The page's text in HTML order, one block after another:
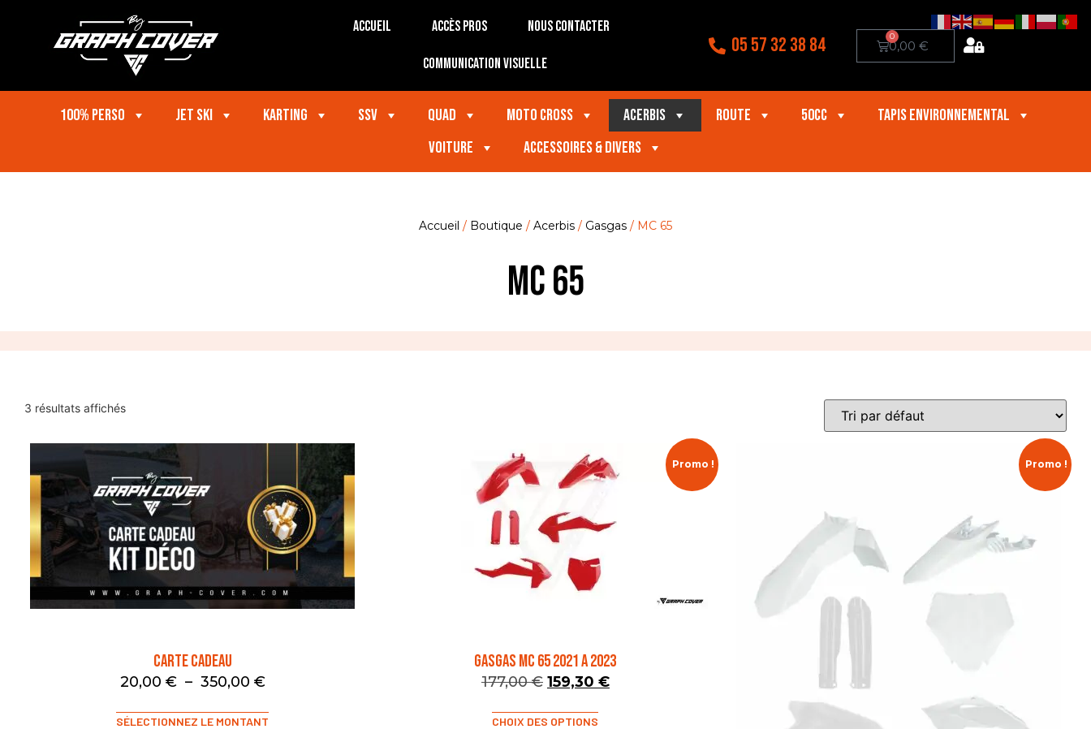
Accueil Accès Pros Nous contacter
Communication visuelle
05 57 32 38 84 0,00 €
0
100% perso Jet ski Karting SSV Quad Moto Cross Acerbis Route 50cc
Tapis Environnemental
VOITURE
Accessoires & divers
Accueil / Boutique / Acerbis / Gasgas / MC 65
MC 65
3 résultats affichés
Carte Cadeau
20,00 € – 350,00 €
SÉLECTIONNEZ LE MONTANT
Promo !
GASGAS MC 65 2021 A 2023
177,00€ 159,30 €
CHOIX DES OPTIONS
Promo !